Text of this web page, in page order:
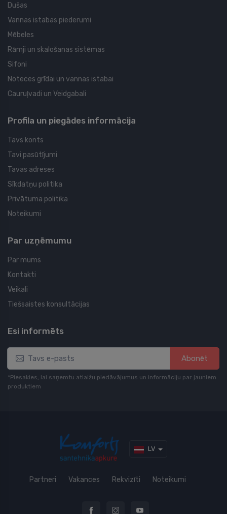
Dušas
Vannas istabas piederumi
Mēbeles
Rāmji un skalošanas sistēmas
Sifoni
Noteces grīdai un vannas istabai
Cauruļvadi un Veidgabali
Profila un piegādes informācija
Tavs konts
Tavi pasūtījumi
Tavas adreses
Sīkdatņu politika
Privātuma politika
Noteikumi
Par uzņēmumu
Par mums
Kontakti
Veikali
Tiešsaistes konsultācijas
Esi informēts
Abonēt
*Piesakies, lai saņemtu atlaižu piedāvājumus un informāciju par jauniem
produktiem
LV
Partneri Vakances Rekvizīti Noteikumi